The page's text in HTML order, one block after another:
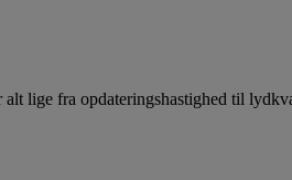
lige fra opdateringshastighed til